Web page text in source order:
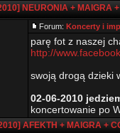
NEURONIA + MAIGRA
Forum: Koncerty i
parę fot z naszej
http://
swoją drogą dzieki
02-06-2010
koncertowanie po
AFEKTH + MAIGRA +